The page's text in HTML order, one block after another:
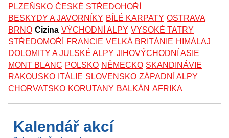
PLZEŇSKO ČESKÉ STŘEDOHOŘÍ
BESKYDY A JAVORNÍKY BÍLÉ KARPATY OSTRAVA
BRNO Cizina VÝCHODNÍ ALPY VYSOKÉ TATRY
STŘEDOMOŘÍ
FRANCIE VELKÁ BRITÁNIE HIMÁLAJ
DOLOMITY A JULSKÉ ALPY JIHOVÝCHODNÍ ASIE
MONT BLANC POLSKO NĚMECKO SKANDINÁVIE
RAKOUSKO ITÁLIE SLOVENSKO ZÁPADNÍ ALPY
CHORVATSKO KORUTANY BALKÁN AFRIKA
Kalendář akcí